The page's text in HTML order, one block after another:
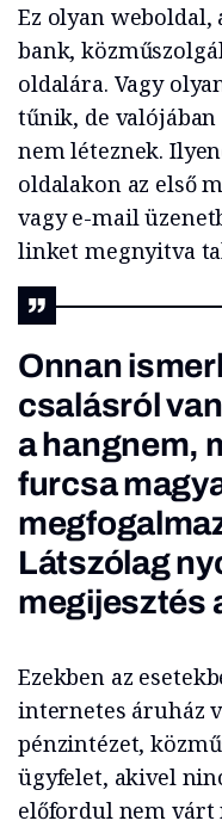
Ez olyan
bank,
oldalára. Vagy
tűnik, de
nem léteznek.
oldalakon az első
vagy e-mail
linket megnyitva
Onnan
csalásról
a hangnem,
furcsa
Látszólag
megijesztés
Ezekben az
internetes áruház
pénzintézet,
ügyfelet, akivel
előfordul nem várt